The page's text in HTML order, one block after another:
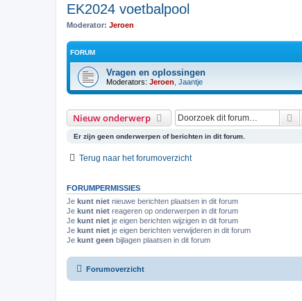
EK2024 voetbalpool
Moderator: Jeroen
FORUM
Vragen en oplossingen
Moderators: Jeroen Jaantje
Nieuw onderwerp
Er zijn geen onderwerpen of berichten in dit forum.
Terug naar het forumoverzicht
FORUMPERMISSIES
Je kunt niet nieuwe berichten plaatsen in dit forum
Je kunt niet reageren op onderwerpen in dit forum
Je kunt niet je eigen berichten wijzigen in dit forum
Je kunt niet je eigen berichten verwijderen in dit forum
Je kunt geen bijlagen plaatsen in dit forum
Forumoverzicht